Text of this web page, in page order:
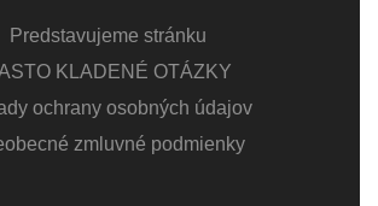
Predstavujeme stránku
KLADENÉ OTÁZKY
ochrany osobných údajov
zmluvné podmienky